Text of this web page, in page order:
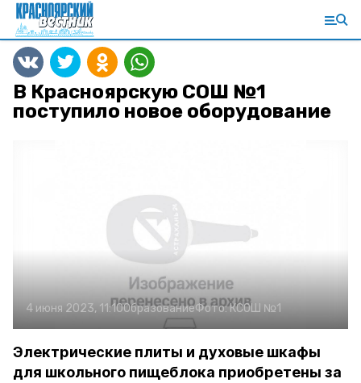
В Красноярскую СОШ №1
поступило новое оборудование
4 июня 2023, 11:10ОбразованиеФото:КСОШ №1
Электрические плиты и духовые шкафы
для школьного пищеблока приобретены за